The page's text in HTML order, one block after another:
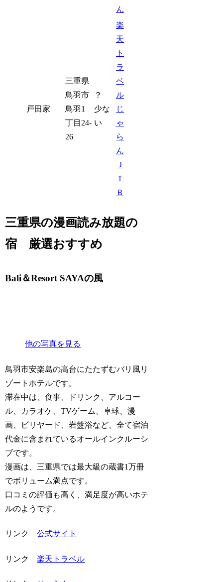
ん
戸田家
三重県
鳥羽市
鳥羽1
丁目24-
26
？
少な
い
楽
天
ト
ラ
ベ
ル
じ
ゃ
ら
ん
Ｊ
Ｔ
Ｂ
三重県の漫画読み放題の
宿 厳選おすすめ
Bali＆Resort SAYAの風
他の写真を見る
鳥羽市安楽島の高台にたたずむバリ風リ
ゾートホテルです。
滞在中は、食事、ドリンク、アルコー
ル、カラオケ、TVゲーム、卓球、漫
画、ビリヤード、岩盤浴など、全て宿泊
代金に含まれているオールインクルーシ
ブです。
漫画は、三重県では最大級の蔵書1万冊
でボリューム満点です。
口コミの評価も高く、満足度が高いホテ
ルのようです。
リンク 公式サイト
リンク 楽天トラベル